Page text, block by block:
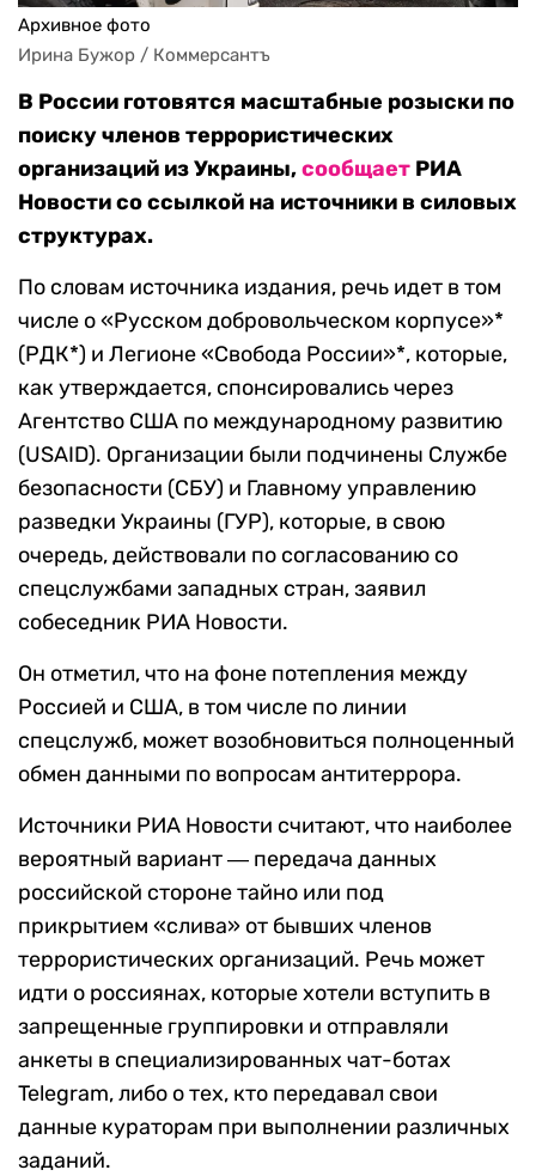
Архивное фото
Ирина Бужор / Коммерсантъ
В России готовятся масштабные розыски по
поиску членов террористических
организаций из Украины,сообщает РИА
Новости со ссылкой на источники в силовых
структурах.
По словам источника издания, речь идет в том
числе о «Русском добровольческом корпусе»*
(РДК*) и Легионе «Свобода России»*, которые,
как утверждается, спонсировались через
Агентство США по международному развитию
(USAID). Организации были подчинены Службе
безопасности (СБУ) и Главному управлению
разведки Украины (ГУР), которые, в свою
очередь, действовали по согласованию со
спецслужбами западных стран, заявил
собеседник РИА Новости.
Он отметил, что на фоне потепления между
Россией и США, в том числе по линии
спецслужб, может возобновиться полноценный
обмен данными по вопросам антитеррора.
Источники РИА Новости считают, что наиболее
вероятный вариант ― передача данных
российской стороне тайно или под
прикрытием «слива» от бывших членов
террористических организаций. Речь может
идти о россиянах, которые хотели вступить в
запрещенные группировки и отправляли
анкеты в специализированных чат-ботах
Telegram, либо о тех, кто передавал свои
данные кураторам при выполнении различных
заданий.